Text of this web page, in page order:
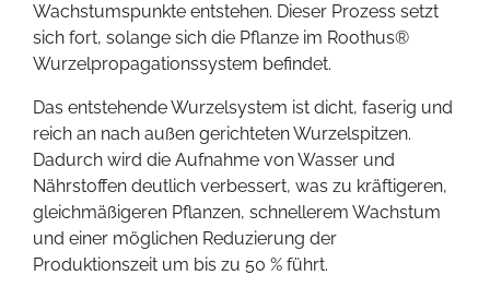
Wachstumspunkte entstehen. Dieser Prozess setzt
sich fort, solange sich die Pflanze im Roothus®
Wurzelpropagationssystem befindet.
Das entstehende Wurzelsystem ist dicht, faserig und
reich an nach außen gerichteten Wurzelspitzen.
Dadurch wird die Aufnahme von Wasser und
Nährstoffen deutlich verbessert, was zu kräftigeren,
gleichmäßigeren Pflanzen, schnellerem Wachstum
und einer möglichen Reduzierung der
Produktionszeit um bis zu 50 % führt.